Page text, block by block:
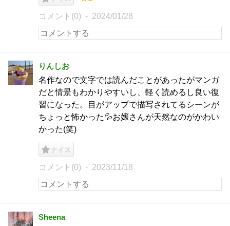
コメント(0) 2024/01/28
りんしお
名作なので文字では読んだことがあったがマンガ
だと情景もわかりやすいし、軽く読めるし良い復
習になった。目がアップで描写されてるシーンが
ちょっと怖かった💦お嬢さんが天然なのがかわい
かった(笑)
ナイス
コメント(0) 2023/11/18
Sheena